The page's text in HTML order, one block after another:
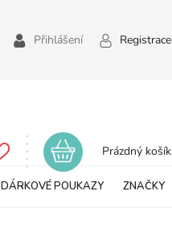
Přihlášení Registrace
Nákupní
Prázdný košík
DÁRKOVÉ POUKAZY ZNAČKY